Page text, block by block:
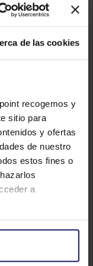
de las cookies
recogemos y
sitio para
y ofertas
de nuestro
estos fines o
a
de
con
Nosotros nos